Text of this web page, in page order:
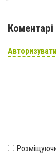
Коментарі